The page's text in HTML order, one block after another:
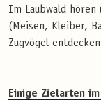
Im Laubwald hören
(Meisen, Kleiber,
Zugvögel
Einige Zielarten